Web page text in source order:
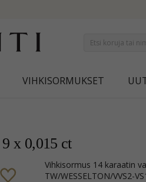
VIHKISORMUKSET
x 0,015 ct
vihkisormus 14 karaatin valkokultaa 9 briljanttihiottua timanttia
TW/WESSELTON/VVS2-